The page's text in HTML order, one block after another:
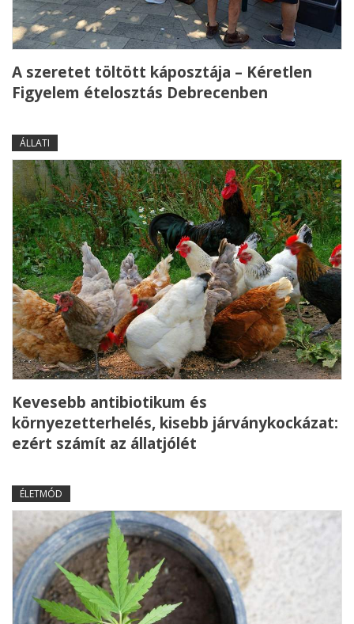
A szeretet töltött káposztája – Kéretlen
Figyelem ételosztás Debrecenben
ÁLLATI
Kevesebb antibiotikum és
környezetterhelés, kisebb járványkockázat:
ezért számít az állatjólét
ÉLETMÓD